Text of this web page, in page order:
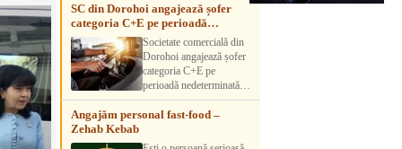
SC din Dorohoi angajează șofer
categoria C+E pe perioadă
nedeterminatăSocietate comercială din
Dorohoi angajează șofer
categoria C+E pe
perioadă nedeterminată.
Candidatul trebuie să
aibă experiență și atestat
detalii, vă rog să sunați la
Angajăm personal fast-food –
Zehab Kebab